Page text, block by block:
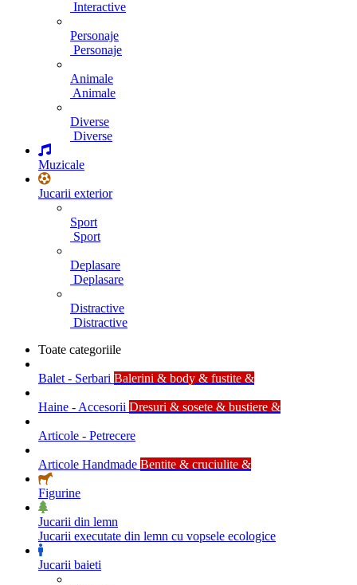
Interactive
Personaje
Personaje
Animale
Animale
Diverse
Diverse
Muzicale
Jucarii exterior
Sport
Sport
Deplasare
Deplasare
Distractive
Distractive
Toate categoriile
Balet - Serbari Balerini & body & fustite &
Haine - Accesorii Dresuri & sosete & bustiere &
Articole - Petrecere
Articole Handmade Bentite & cruciulite &
Figurine
Jucarii din lemn
Jucarii executate din lemn cu vopsele ecologice
Jucarii baieti